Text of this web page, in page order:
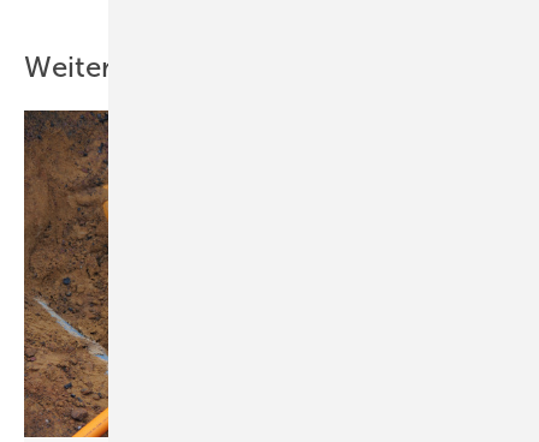
Weitere Inhalte